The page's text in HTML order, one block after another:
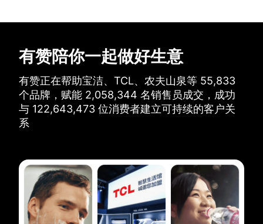
有赞陪你一起做好生意
有赞正在帮助宝洁、TCL、农夫山泉等 55,833
个品牌， 赋能 2,058,344 名销售员成交， 成功
与 122,643,473 位消费者建立可持续的客户关
系